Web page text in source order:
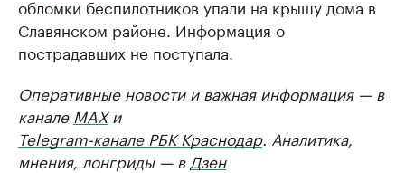
обломки беспилотников упали на крышу дома в
Славянском районе. Информация о
пострадавших не поступала.
Оперативные новости и важная информация — в
канале MAXи
Telegram-канале РБК Краснодар. Аналитика,
мнения, лонгриды — в Дзен